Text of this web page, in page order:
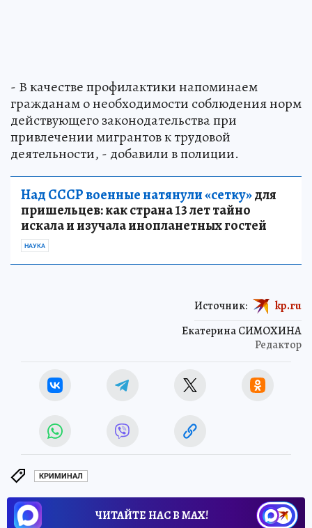
- В качестве профилактики напоминаем
гражданам о необходимости соблюдения норм
действующего законодательства при
привлечении мигрантов к трудовой
деятельности, - добавили в полиции.
Над СССР военные натянули «сетку»для
пришельцев: как страна 13 лет тайно
искала и изучала инопланетных гостей
НАУКА
Екатерина СИМОХИНА
Редактор
Источник: kp.ru
КРИМИНАЛ
ЧИТАЙТЕ НАС В МАХ!